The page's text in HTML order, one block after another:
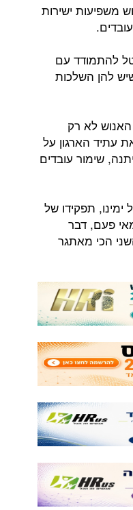
משפיעות ישירות
להתמודד עם
להן השלכות
לא רק
עתיד הארגון על
שימור עובדים
תפקידו של
פעם, דבר
הכי מאתגר